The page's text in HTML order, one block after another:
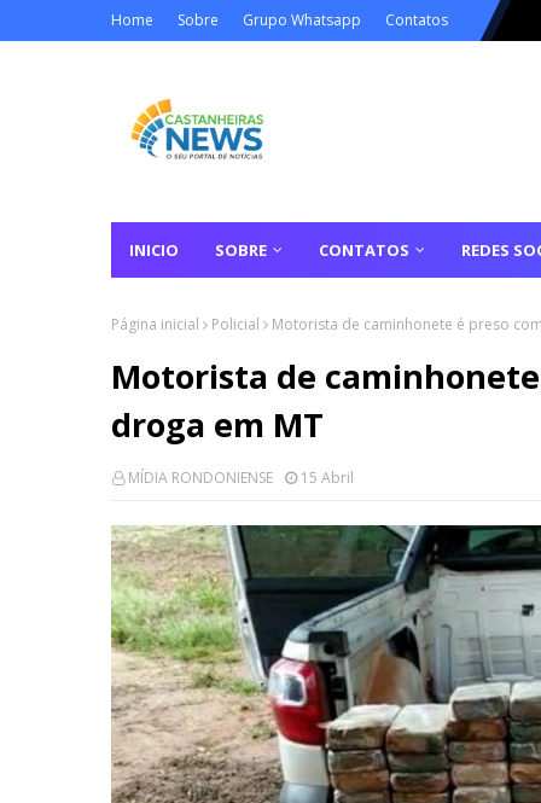
Home Sobre Grupo Whatsapp Contatos
INICIO SOBRE CONTATOS REDES
Página inicial Policial Motorista de caminhonete é preso
Motorista de
droga em MT
MÍDIA RONDONIENSE 15 Abril